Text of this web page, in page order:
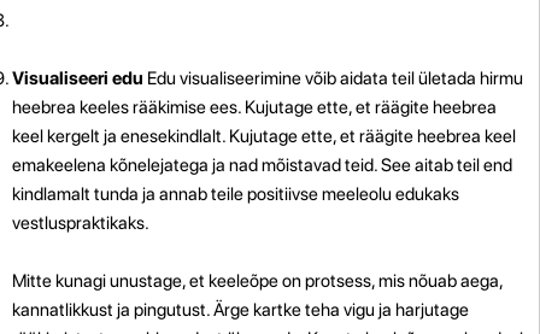
Visualiseeri edu Edu visualiseerimine võib aidata teil ületada hirmu
heebrea keeles rääkimise ees. Kujutage ette, et räägite heebrea
keel kergelt ja enesekindlalt. Kujutage ette, et räägite heebrea keel
emakeelena kõnelejatega ja nad mõistavad teid. See aitab teil end
kindlamalt tunda ja annab teile positiivse meeleolu edukaks
vestluspraktikaks.
Mitte kunagi unustage, et keeleõpe on protsess, mis nõuab aega,
kannatlikkust ja pingutust. Ärge kartke teha vigu ja harjutage